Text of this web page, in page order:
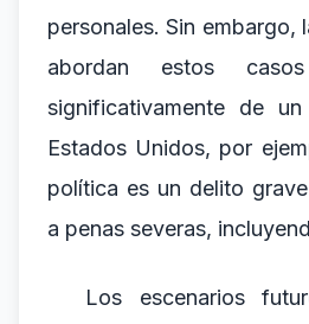
personales. Sin embargo,
abordan estos
significativamente de
Estados Unidos, por
política es un delito
a penas severas,
Los escenarios